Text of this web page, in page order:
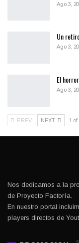
Ago 3,
Un
Ago 3,
El
Ago 3,
PREV NEXT 1 of
Nos dedicamos a la
de Proyecto Factoría.
En nuestro portal
players directos de